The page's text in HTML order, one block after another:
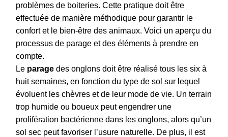
problèmes de boiteries. Cette pratique doit être
effectuée de manière méthodique pour garantir le
confort et le bien-être des animaux. Voici un aperçu du
processus de parage et des éléments à prendre en
compte.
Le parage des onglons doit être réalisé tous les six à
huit semaines, en fonction du type de sol sur lequel
évoluent les chèvres et de leur mode de vie. Un terrain
trop humide ou boueux peut engendrer une
prolifération bactérienne dans les onglons, alors qu’un
sol sec peut favoriser l’usure naturelle. De plus, il est